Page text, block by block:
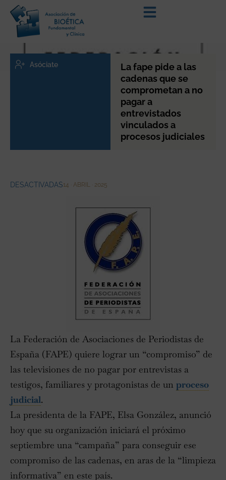
La fape pide a las
cadenas que se
comprometan a no
pagar a
entrevistados
vinculados a
procesos judiciales
Asóciate
DESACTIVADAS14 · ABRIL · 2025
La Federación de Asociaciones de Periodistas de
España (FAPE) quiere lograr un “compromiso” de
las televisiones de no pagar por entrevistas a
testigos, familiares y protagonistas de un proceso
judicial.
La presidenta de la FAPE, Elsa González, anunció
hoy que su organización iniciará el próximo
septiembre una “campaña” para conseguir ese
compromiso de las cadenas, en aras de la “limpieza
informativa” en este país.